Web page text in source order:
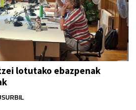
lotutako ebazpenak